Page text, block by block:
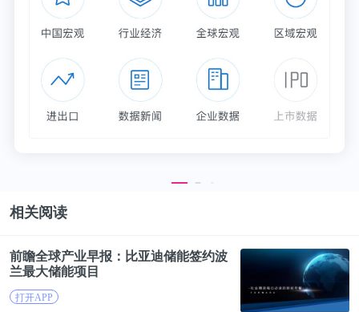
相关阅读
前瞻全球产业早报： 比亚迪储能签约波
兰最大储能项目
打开APP